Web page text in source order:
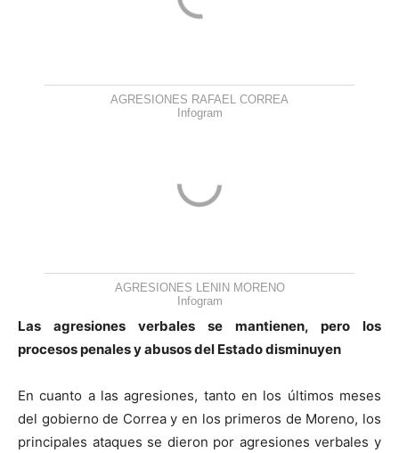
AGRESIONES RAFAEL CORREA
Infogram
AGRESIONES LENIN MORENO
Infogram
Las agresiones verbales se mantienen, pero los
procesos penales y abusos del Estado disminuyen
En cuanto a las agresiones, tanto en los últimos meses
del gobierno de Correa y en los primeros de Moreno, los
principales ataques se dieron por agresiones verbales y